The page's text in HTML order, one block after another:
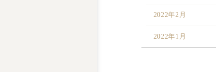
2022年2月
2022年1月